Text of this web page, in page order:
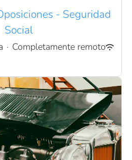
- Seguridad
Social
· Completamente remoto